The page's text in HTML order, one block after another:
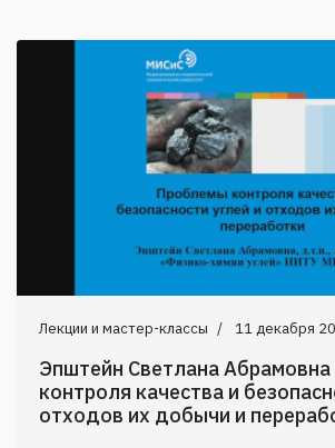
Лекции и мастер-классы 11 декабря
Эпштейн Светлана
контроля качества и
отходов их добычи и